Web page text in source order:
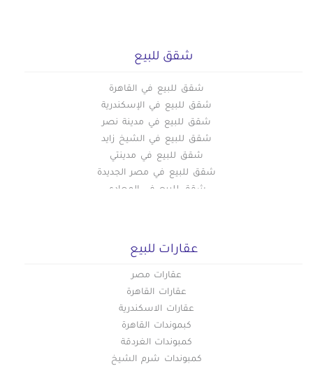
شقق للبيع
شقق للبيع في القاهرة
شقق للبيع في الإسكندرية
شقق للبيع في مدينة نصر
شقق للبيع في الشيخ زايد
شقق للبيع في مدينتي
شقق للبيع في مصر الجديدة
شقق للبيع في المعادي
شقق للبيع في الرحاب
شقق للبيع في بورسعيد
شقق للبيع في الإسماعيلية
شقق للبيع في العبور
شقق للبيع في دمنهور
شقق للبيع في العاشر من رمضان
شقق للبيع في حلوان
عقارات للبيع
عقارات مصر
عقارات القاهرة
عقارات الاسكندرية
كبموندات القاهرة
كمبوندات الغردقة
كمبوندات شرم الشيخ